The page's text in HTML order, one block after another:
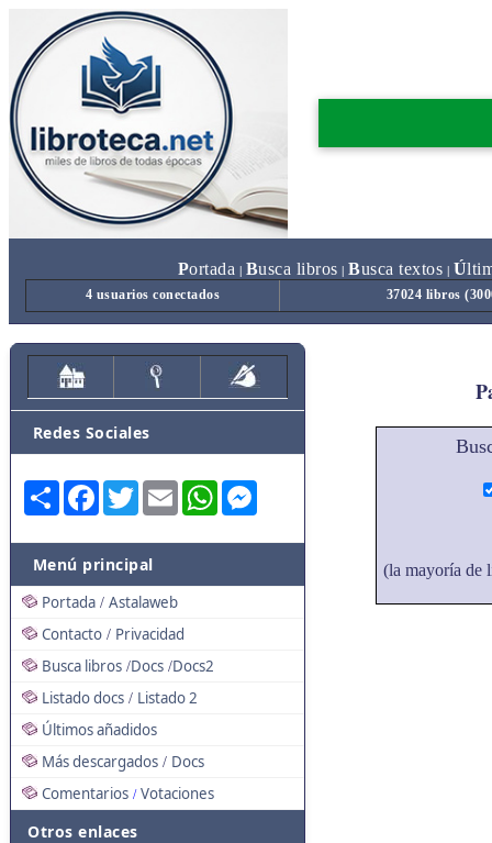
Portada Busca libros Busca textos Ú
4 usuarios conectados 37024 libros
Redes Sociales
Share FacebookTwitterEmail WhatsApp
Menú principal
Portada / Astalaweb
Contacto / Privacidad
Busca libros /Docs /Docs2
Listado docs / Listado 2
Últimos añadidos
Más descargados / Docs
Comentarios / Votaciones
Otros enlaces
(la mayoría de